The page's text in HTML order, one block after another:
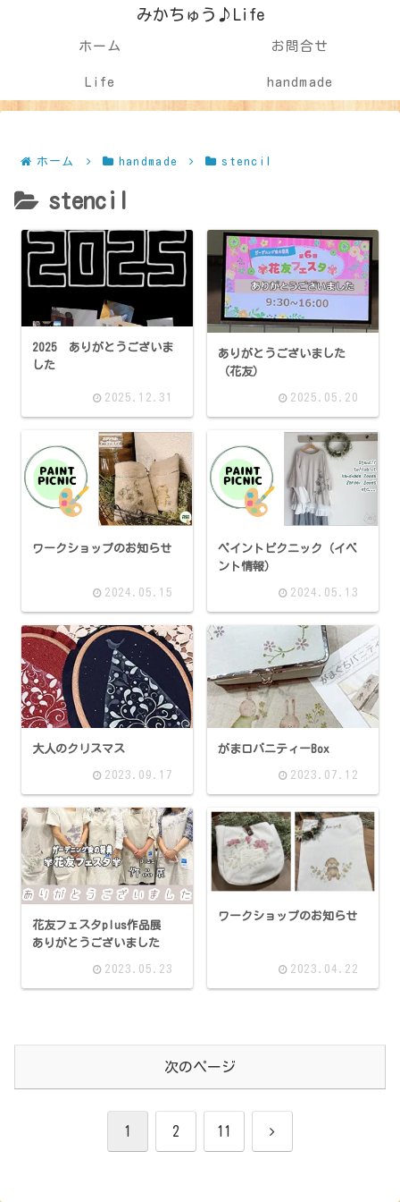
みかちゅう♪Life
ホーム お問合せ
Life handmade
ホーム handmade stencil
stencil
2025 ありがとうございま
した
2025.12.31
ありがとうございました
（花友）
2025.05.20
ワークショップのお知らせ
2024.05.15
ペイントピクニック（イベ
ント情報）
2024.05.13
大人のクリスマス
2023.09.17
がま口バニティーBox
2023.07.12
花友フェスタplus作品展
ありがとうございました
2023.05.23
ワークショップのお知らせ
2023.04.22
次のページ
1 2 11 次